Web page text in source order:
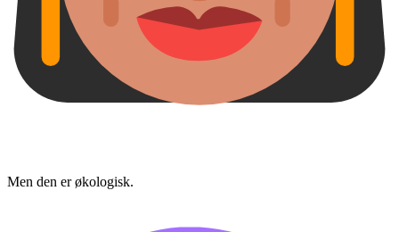
Men den er økologisk.